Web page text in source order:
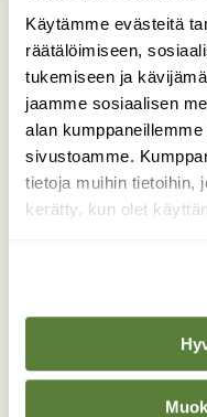
Käytämme evästeitä
räätälöimiseen,
tukemiseen ja
jaamme sosiaalisen
alan
sivustoamme.
tietoja muihin tietoihin,
kerätty, kun olet
Tämä korento
sen pelastimme.
kädellä ja
amppeliin
Valokuvaaja: Tanja